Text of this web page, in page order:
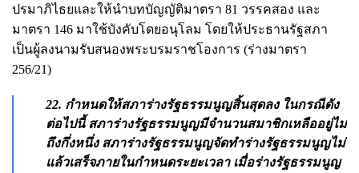
ปรมาภิไธยและให้นำบทบัญญัติมาตรา 81 วรรคสอง และ
มาตรา 146 มาใช้บังคับโดยอนุโลม โดยให้ประธานรัฐสภา
เป็นผู้ลงนามรับสนองพระบรมราชโองการ (ร่างมาตรา
256/21)
22. กำหนดให้สภาร่างรัฐธรรมนูญสิ้นสุดลง ในกรณีดัง
ต่อไปนี้ สภาร่างรัฐธรรมนูญมีจำนวนสมาชิกเหลืออยู่ไม่
ถึงกึ่งหนึ่ง สภาร่างรัฐธรรมนูญจัดทำร่างรัฐธรรมนูญไม่
แล้วเสร็จภายในกำหนดระยะเวลา เมื่อร่างรัฐธรรมนูญ